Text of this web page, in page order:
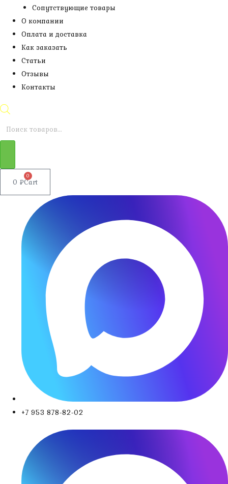
Сопутствующие товары
О компании
Оплата и доставка
Как заказать
Статьи
Отзывы
Контакты
Поиск
0 ₽
0
Cart
+7 953 878-82-02